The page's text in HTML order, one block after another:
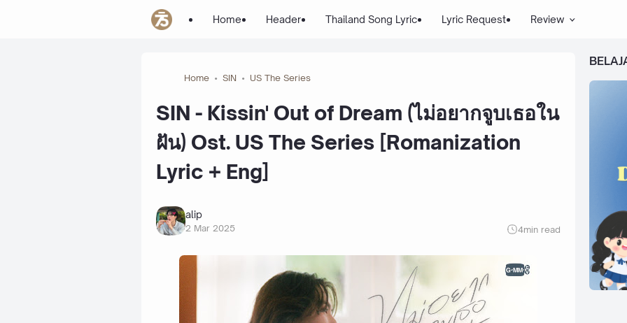
Home Header Thailand Song Lyric Lyric Request Review
Home SIN US The Series
SIN - Kissin' Out of Dream (ไม่อยากจูบเธอใน
ฝัน) Ost. US The Series [Romanization
Lyric + Eng]
alip
2 Mar 2025 4min read